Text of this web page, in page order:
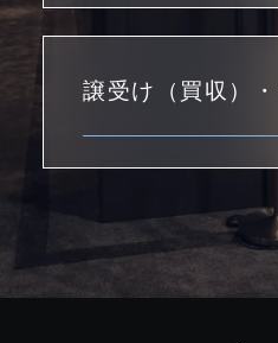
譲受け（買収）